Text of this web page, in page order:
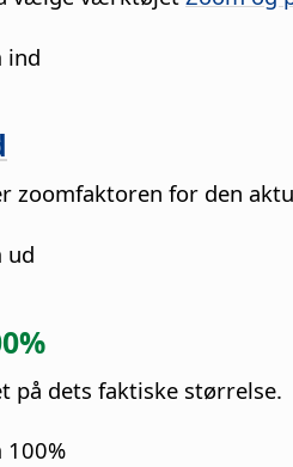
ind
zoomfaktoren for den
ud
på dets faktiske størrelse.
100%